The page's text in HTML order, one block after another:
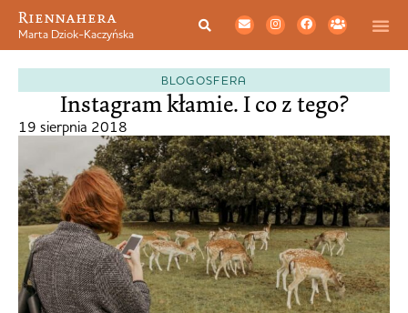
Riennahera
Marta Dziok-Kaczyńska
BLOGOSFERA
Instagram kłamie. I co z tego?
19 sierpnia 2018